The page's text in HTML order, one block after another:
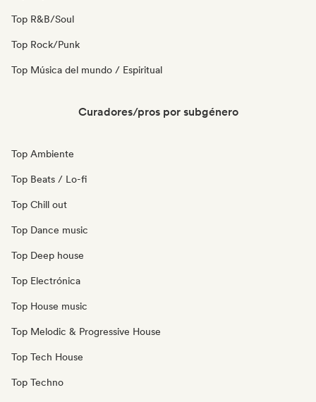
Top R&B/Soul
Top Rock/Punk
Top Música del mundo / Espiritual
Curadores/pros por subgénero
Top Ambiente
Top Beats / Lo-fi
Top Chill out
Top Dance music
Top Deep house
Top Electrónica
Top House music
Top Melodic & Progressive House
Top Tech House
Top Techno